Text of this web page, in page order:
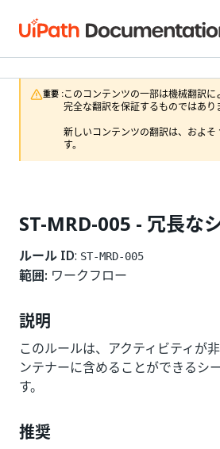
重要 :このコンテンツの一部は機械翻訳に
完全な翻訳を保証するものではあり
新しいコンテンツの翻訳は、およそ
す。
ST-MRD-005 - 冗長な
ルール ID: ST-MRD-005
範囲: ワークフロー
説明
このルールは、アクティビティが
ンテナーに含めることができるシ
す。
推奨